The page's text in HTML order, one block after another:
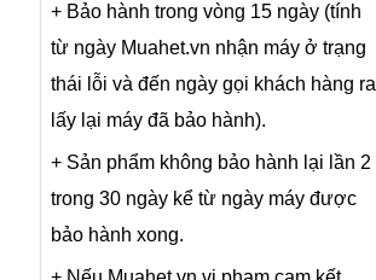
+ Bảo hành trong vòng 15 ngày (tính
từ ngày Muahet.vn nhận máy ở trạng
thái lỗi và đến ngày gọi khách hàng ra
lấy lại máy đã bảo hành).
+ Sản phẩm không bảo hành lại lần 2
trong 30 ngày kể từ ngày máy được
bảo hành xong.